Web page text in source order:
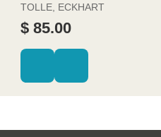
TOLLE, ECKHART
$ 85.00